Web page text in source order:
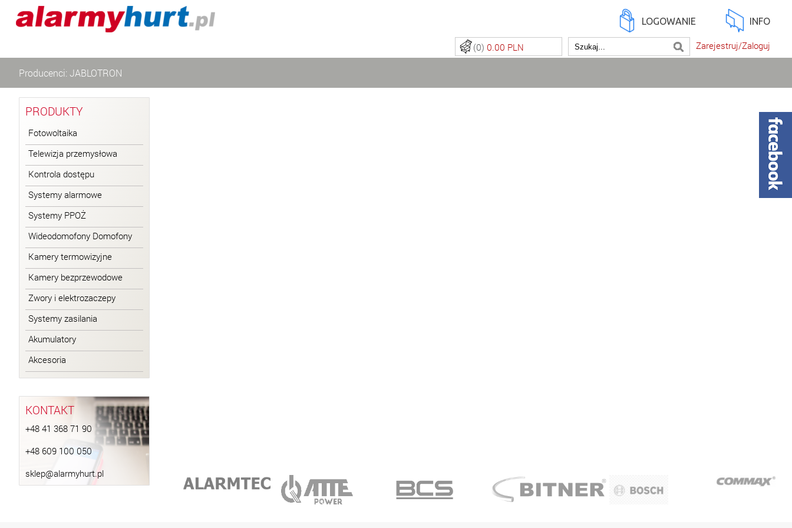
LOGOWANIE INFO
Zarejestruj/Zaloguj
(0) 0.00 PLN
Producenci: JABLOTRON
PRODUKTY
Fotowoltaika
Telewizja przemysłowa
Kontrola dostępu
Systemy alarmowe
Systemy PPOŻ
Wideodomofony Domofony
Kamery termowizyjne
Kamery bezprzewodowe
Zwory i elektrozaczepy
Systemy zasilania
Akumulatory
Akcesoria
KONTAKT
+48 41 368 71 90
+48 609 100 050
sklep@alarmyhurt.pl